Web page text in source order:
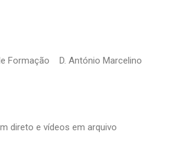
Formação D. António Marcelino
direto e vídeos em arquivo